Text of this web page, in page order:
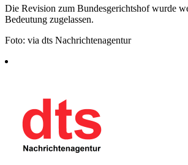
Die Revision zum Bundesgerichtshof wurde
Bedeutung zugelassen.
Foto: via dts Nachrichtenagentur